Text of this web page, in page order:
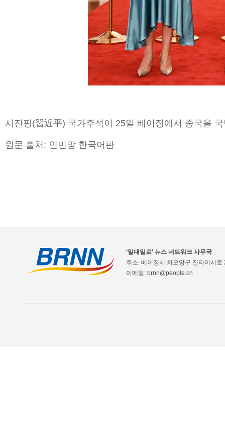
시진핑(習近平) 국가주석이 25일 베이징에서 중국을
원문 출처: 인민망 한국어판
‘일대일로’ 뉴스 네트워크 사무국
주소: 베이징시 차오양구 진타이시
이메일: brnn@people.cn